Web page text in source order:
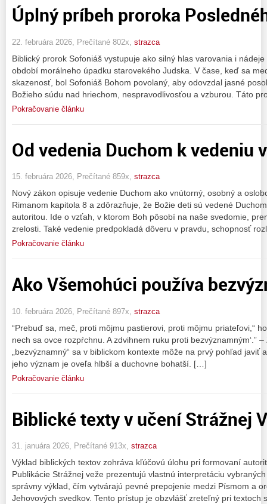
Úplný príbeh proroka
22. februára 2026, Prečítané 802x, strazca
Biblický prorok Sofoniáš vystupuje ako silný hlas varovania i
období morálneho úpadku starovekého Judska. V čase, keď sa
skazenosť, bol Sofoniáš Bohom povolaný, aby odovzdal jasné
Božieho súdu nad hriechom, nespravodlivosťou a vzburou. Táto
Pokračovanie článku
Od vedenia Duchom k vedeniu
15. februára 2026, Prečítané 859x, strazca
Nový zákon opisuje vedenie Duchom ako vnútorný, osobný a
Rimanom kapitola 8 a zdôrazňuje, že Božie deti sú vedené
autoritou. Ide o vzťah, v ktorom Boh pôsobí na naše svedomie,
zrelosti. Také vedenie predpokladá dôveru v pravdu, schopnosť
Pokračovanie článku
Ako Všemohúci používa
10. februára 2026, Prečítané 897x, strazca
“Prebuď sa, meč, proti môjmu pastierovi, proti môjmu priateľovi,“
nech sa ovce rozpŕchnu. A zdvihnem ruku proti bezvýznamným‘.”
„bezvýznamný“ sa v biblickom kontexte môže na prvý pohľad javiť
jeho význam je oveľa hlbší a duchovne bohatší. […]
Pokračovanie článku
Biblické texty v učení Strážnej
31. januára 2026, Prečítané 913x, strazca
Výklad biblických textov zohráva kľúčovú úlohu pri formovaní
Publikácie Strážnej veže prezentujú vlastnú interpretáciu
správny výklad, čím vytvárajú pevné prepojenie medzi Písmom a
Jehovových svedkov. Tento prístup je obzvlášť zreteľný pri textoch